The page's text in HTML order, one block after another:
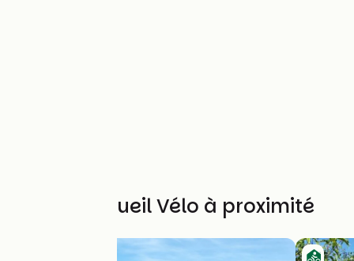
Autres Accueil Vélo à proximité